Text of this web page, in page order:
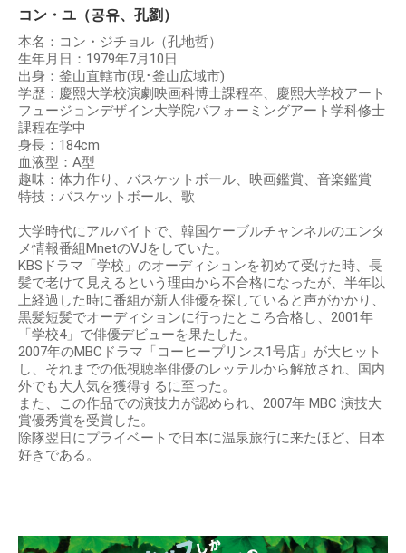
コン・ユ（공유、孔劉）
本名：コン・ジチョル（孔地哲）
生年月日：1979年7月10日
出身：釜山直轄市(現･釜山広域市)
学歴：慶熙大学校演劇映画科博士課程卒、慶熙大学校アート
フュージョンデザイン大学院パフォーミングアート学科修士
課程在学中
身長：184cm
血液型：A型
趣味：体力作り、バスケットボール、映画鑑賞、音楽鑑賞
特技：バスケットボール、歌
大学時代にアルバイトで、韓国ケーブルチャンネルのエンタ
メ情報番組MnetのVJをしていた。
KBSドラマ「学校」のオーディションを初めて受けた時、長
髪で老けて見えるという理由から不合格になったが、半年以
上経過した時に番組が新人俳優を探していると声がかかり、
黒髪短髪でオーディションに行ったところ合格し、2001年
「学校4」で俳優デビューを果たした。
2007年のMBCドラマ「コーヒープリンス1号店」が大ヒット
し、それまでの低視聴率俳優のレッテルから解放され、国内
外でも大人気を獲得するに至った。
また、この作品での演技力が認められ、2007年 MBC 演技大
賞優秀賞を受賞した。
除隊翌日にプライベートで日本に温泉旅行に来たほど、日本
好きである。